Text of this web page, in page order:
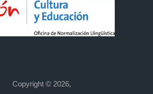
Copyright © 2026,